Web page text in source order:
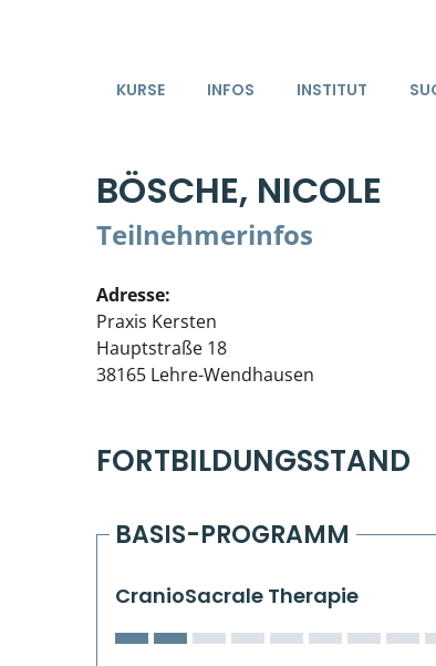
KURSE INFOS INSTITUT
BÖSCHE, NICOLE
Teilnehmerinfos
Adresse:
Praxis Kersten
Hauptstraße 18
38165 Lehre-Wendhausen
FORTBILDUNGSSTAND
BASIS-PROGRAMM
CranioSacrale Therapie